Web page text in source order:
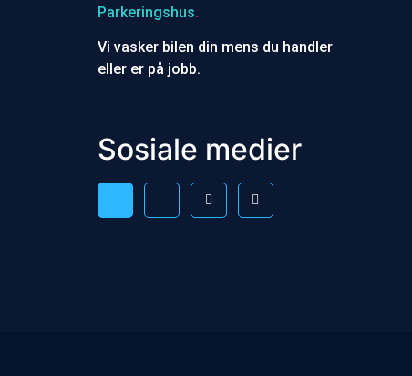
Parkeringshus.
Vi vasker bilen din mens du handler
eller er på jobb.
Sosiale medier